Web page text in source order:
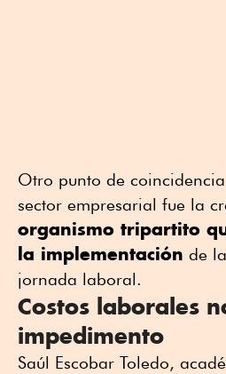
Otro punto de
sector empresarial fue la
organismo tripartito
la implementación de
jornada laboral.
Costos laborales
impedimento
Saúl Escobar Toledo,